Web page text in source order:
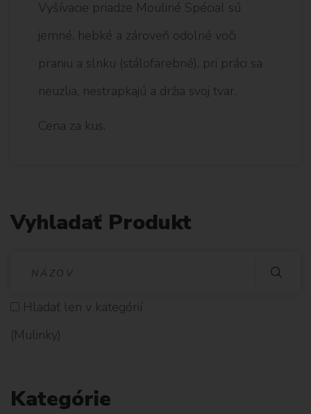
Vyšívacie priadze Mouliné Spécial sú
jemné, hebké a zároveň odolné voči
praniu a slnku (stálofarebné), pri práci sa
neuzlia, nestrapkajú a držia svoj tvar.
Cena za kus.
Vyhladať Produkt
D
Hladať len v kategórií
(Mulinky)
Kategórie